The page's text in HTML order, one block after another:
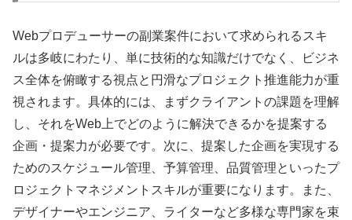
Webプロデューサーの副業案件において求められるスキ
ルは多岐にわたり、単に技術的な知識だけでなく、ビジネ
ス全体を俯瞰する視点と円滑なプロジェクト推進能力が重
視されます。具体的には、まずクライアントの課題を理解
し、それをWeb上でどのように解決できるかを提案する
企画・提案力が必要です。次に、提案した企画を実現する
ためのスケジュール管理、予算管理、品質管理といったプ
ロジェクトマネジメントスキルが重要になります。また、
デザイナーやエンジニア、ライターなど多様な専門家を束